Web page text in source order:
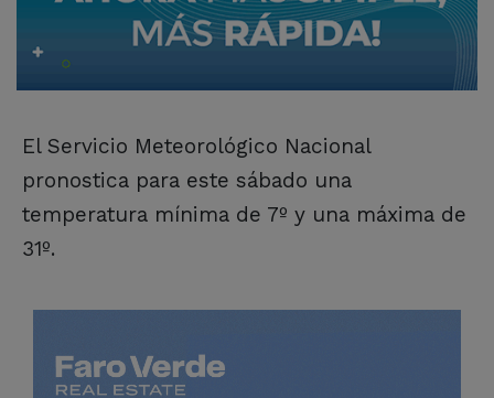
El Servicio Meteorológico Nacional
pronostica para este sábado una
temperatura mínima de 7º y una máxima de
31º.